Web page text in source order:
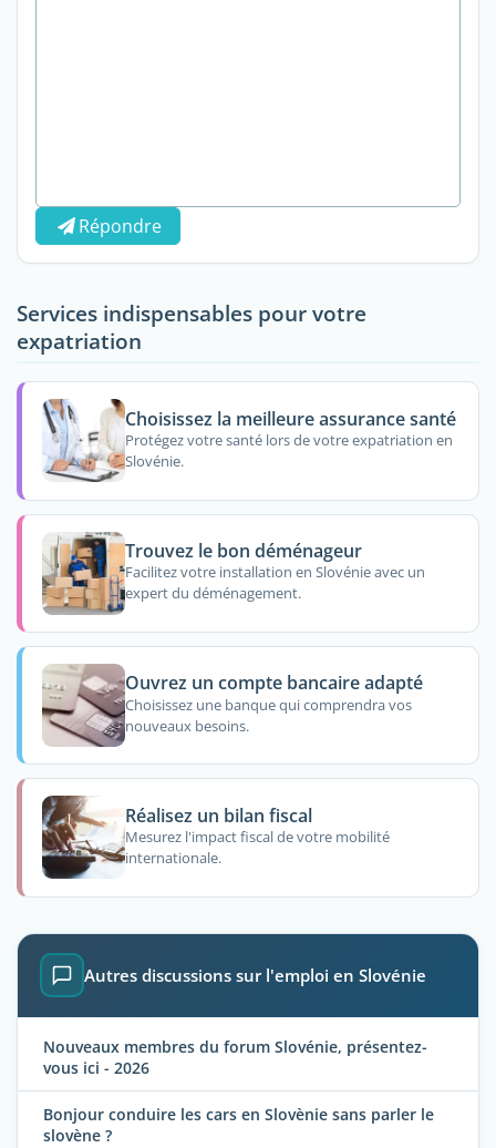
Répondre
Services indispensables pour votre
expatriation
Choisissez la meilleure assurance santé
Protégez votre santé lors de votre expatriation en
Slovénie.
Trouvez le bon déménageur
Facilitez votre installation en Slovénie avec un
expert du déménagement.
Ouvrez un compte bancaire adapté
Choisissez une banque qui comprendra vos
nouveaux besoins.
Réalisez un bilan fiscal
Mesurez l'impact fiscal de votre mobilité
internationale.
Autres discussions sur l'emploi en Slovénie
Nouveaux membres du forum Slovénie, présentez-
vous ici - 2026
Bonjour conduire les cars en Slovènie sans parler le
slovène ?